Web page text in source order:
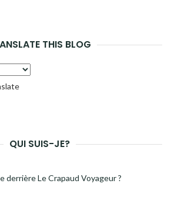
THIS BLOG
QUI SUIS-JE?
derrière Le Crapaud Voyageur ?